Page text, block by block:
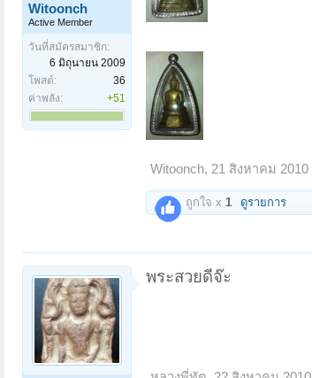
Witoonch
Active Member
วันที่สมัครสมาชิก:
6 มิถุนายน 2009
โพสต์:
36
ค่าพลัง:
+51
Witoonch, 21 สิงหาคม 2010
ถูกใจ x 1 ดูรายการ
พระสวยดีจ๊ะ